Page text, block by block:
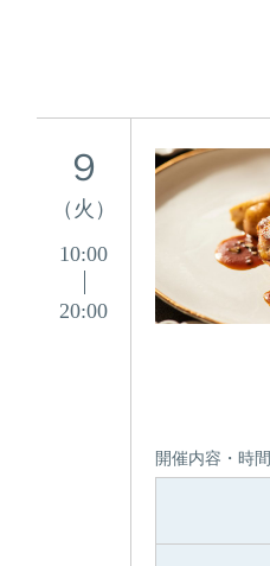
９
（火）
10:00
20:00
開催内容・時間